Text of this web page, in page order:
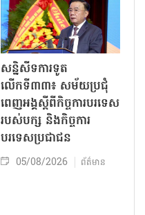
សន្និសីទការទូត
លើកទី៣៣៖ សម័យប្រជុំ
ពេញអង្គស្តីពីកិច្ច​ការបរទេស
របស់​បក្ស និងកិច្ច​ការ
បរទេសប្រជាជន
05/08/2026 ព័ត៌មាន